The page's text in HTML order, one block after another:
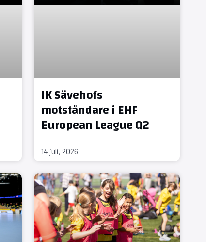
IK Sävehofs
motståndare i EHF
European League Q2
14 juli, 2026